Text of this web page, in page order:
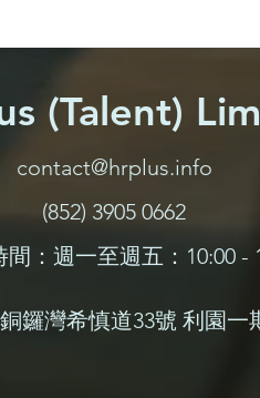
(Talent)
contact@hrplus.info
(852) 3905 0662
間：週一至週五：10:00 -
鑼灣希慎道33號 利園一